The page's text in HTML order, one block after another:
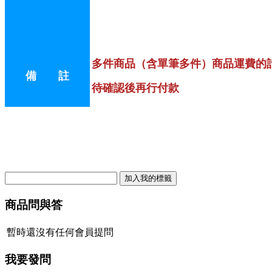
備 註
多件商品（含單筆多件）商品運費的
待確認後再行付款
商品問與答
暫時還沒有任何會員提問
我要發問